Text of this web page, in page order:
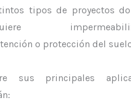
tipos de proyectos
o protección del
sus principales